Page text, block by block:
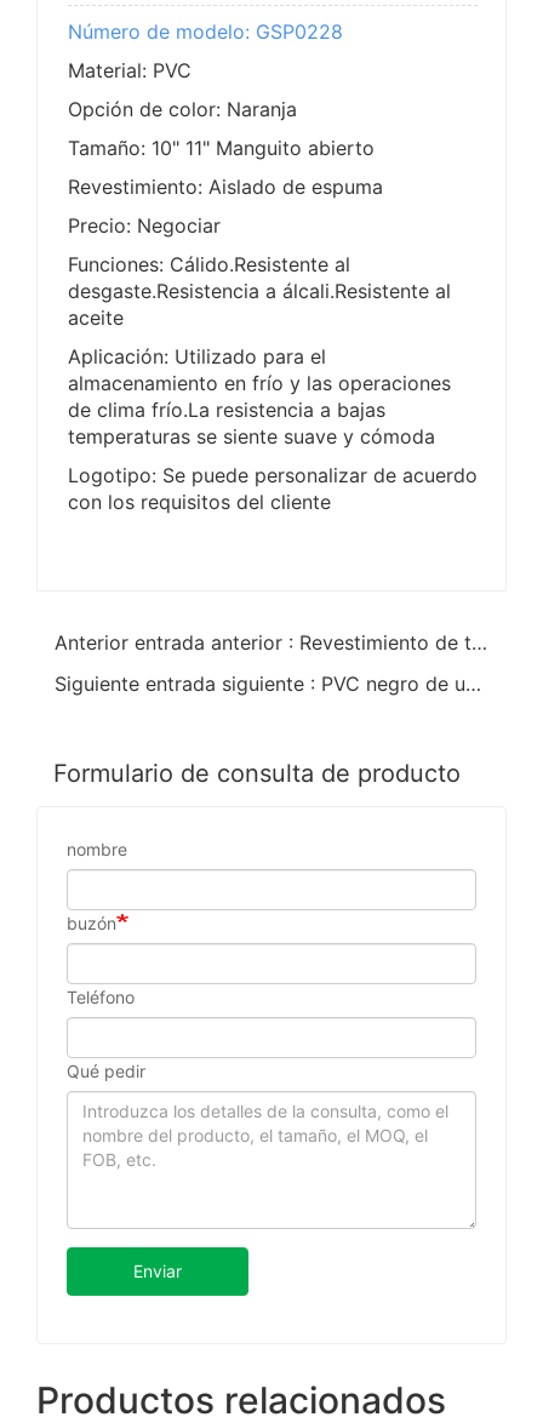
Número de modelo: GSP0228
Material: PVC
Opción de color: Naranja
Tamaño: 10" 11" Manguito abierto
Revestimiento: Aislado de espuma
Precio: Negociar
Funciones: Cálido.Resistente al
desgaste.Resistencia a álcali.Resistente al
aceite
Aplicación: Utilizado para el
almacenamiento en frío y las operaciones
de clima frío.La resistencia a bajas
temperaturas se siente suave y cómoda
Logotipo: Se puede personalizar de acuerdo
con los requisitos del cliente
Anterior entrada anterior : Revestimiento de toalla terry de servicio pesado.PVC rojo de una sola inmersión
Siguiente entrada siguiente : PVC negro de una sola inmersión. Guante de PVC antideslizante de puntos de goma
Formulario de consulta de producto
nombre
buzón
Teléfono
Qué pedir
Enviar
Productos relacionados